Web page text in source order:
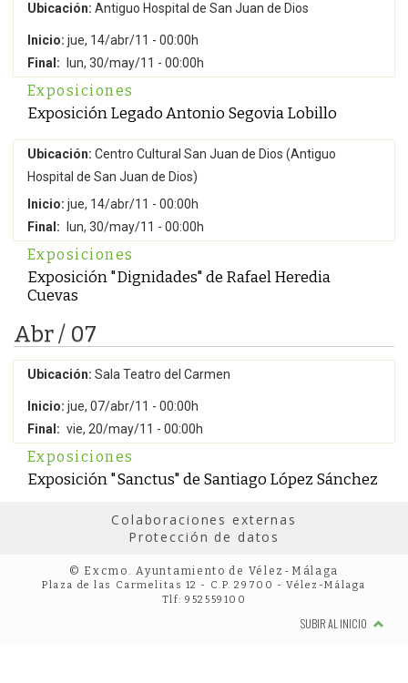
Ubicación: Antiguo Hospital de San Juan de Dios
Inicio: jue, 14/abr/11 - 00:00h
Final:
lun, 30/may/11 - 00:00h
Exposiciones
Exposición Legado Antonio Segovia Lobillo
Ubicación: Centro Cultural San Juan de Dios (Antiguo
Hospital de San Juan de Dios)
Inicio: jue, 14/abr/11 - 00:00h
Final:
lun, 30/may/11 - 00:00h
Exposiciones
Exposición "Dignidades" de Rafael Heredia
Cuevas
Abr / 07
Ubicación: Sala Teatro del Carmen
Inicio: jue, 07/abr/11 - 00:00h
Final: vie, 20/may/11 - 00:00h
Exposiciones
Exposición "Sanctus" de Santiago López Sánchez
Colaboraciones externas
Protección de datos
© Excmo. Ayuntamiento de Vélez-Málaga
Plaza de las Carmelitas 12 - C.P. 29700 - Vélez-Málaga
Tlf: 952559100
SUBIR AL INICIO